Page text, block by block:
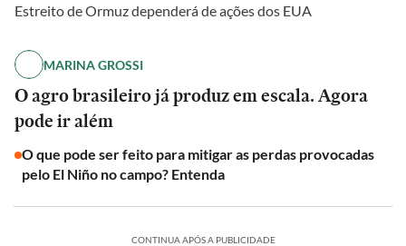
Estreito de Ormuz dependerá de ações dos EUA
MARINA GROSSI
O agro brasileiro já produz em escala. Agora
pode ir além
O que pode ser feito para mitigar as perdas provocadas
pelo El Niño no campo? Entenda
CONTINUA APÓS A PUBLICIDADE